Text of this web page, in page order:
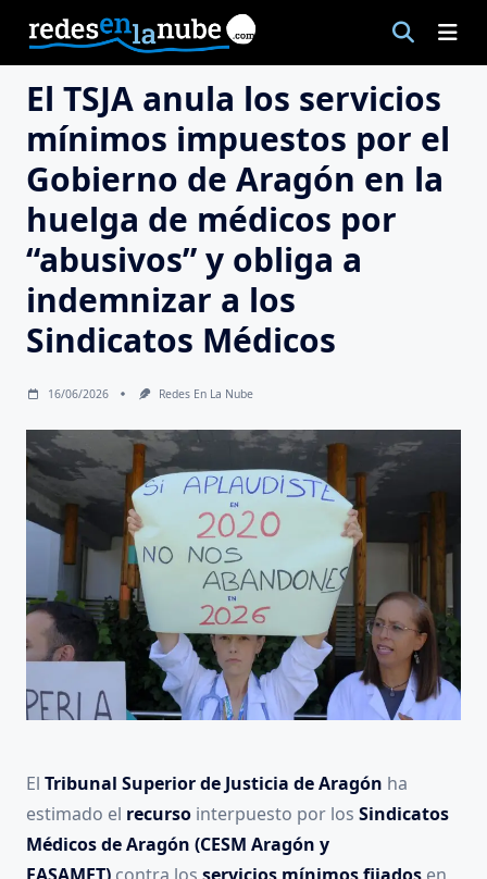
contenido
El TSJA anula los servicios
mínimos impuestos por el
Gobierno de Aragón en la
huelga de médicos por
“abusivos” y obliga a
indemnizar a los
Sindicatos Médicos
16/06/2026 Redes En La Nube
El Tribunal Superior de Justicia de Aragón ha
estimado el recurso interpuesto por los Sindicatos
Médicos de Aragón (CESM Aragón y